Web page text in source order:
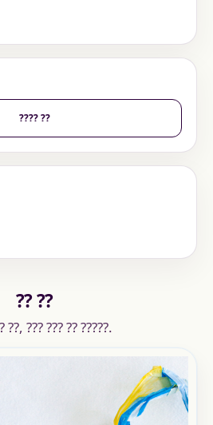
???? ??
?? ??
??, ??? ??? ?? ?????.